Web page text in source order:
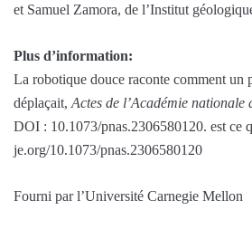
et Samuel Zamora, de l’Institut
Plus d’information:
La robotique douce raconte comment un
déplaçait, Actes de l’Académie nationale
DOI : 10.1073/pnas.2306580120. est ce
je.org/10.1073/pnas.2306580120
Fourni par l’Université Carnegie Mellon